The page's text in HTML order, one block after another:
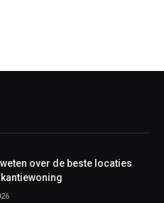
over de beste locaties